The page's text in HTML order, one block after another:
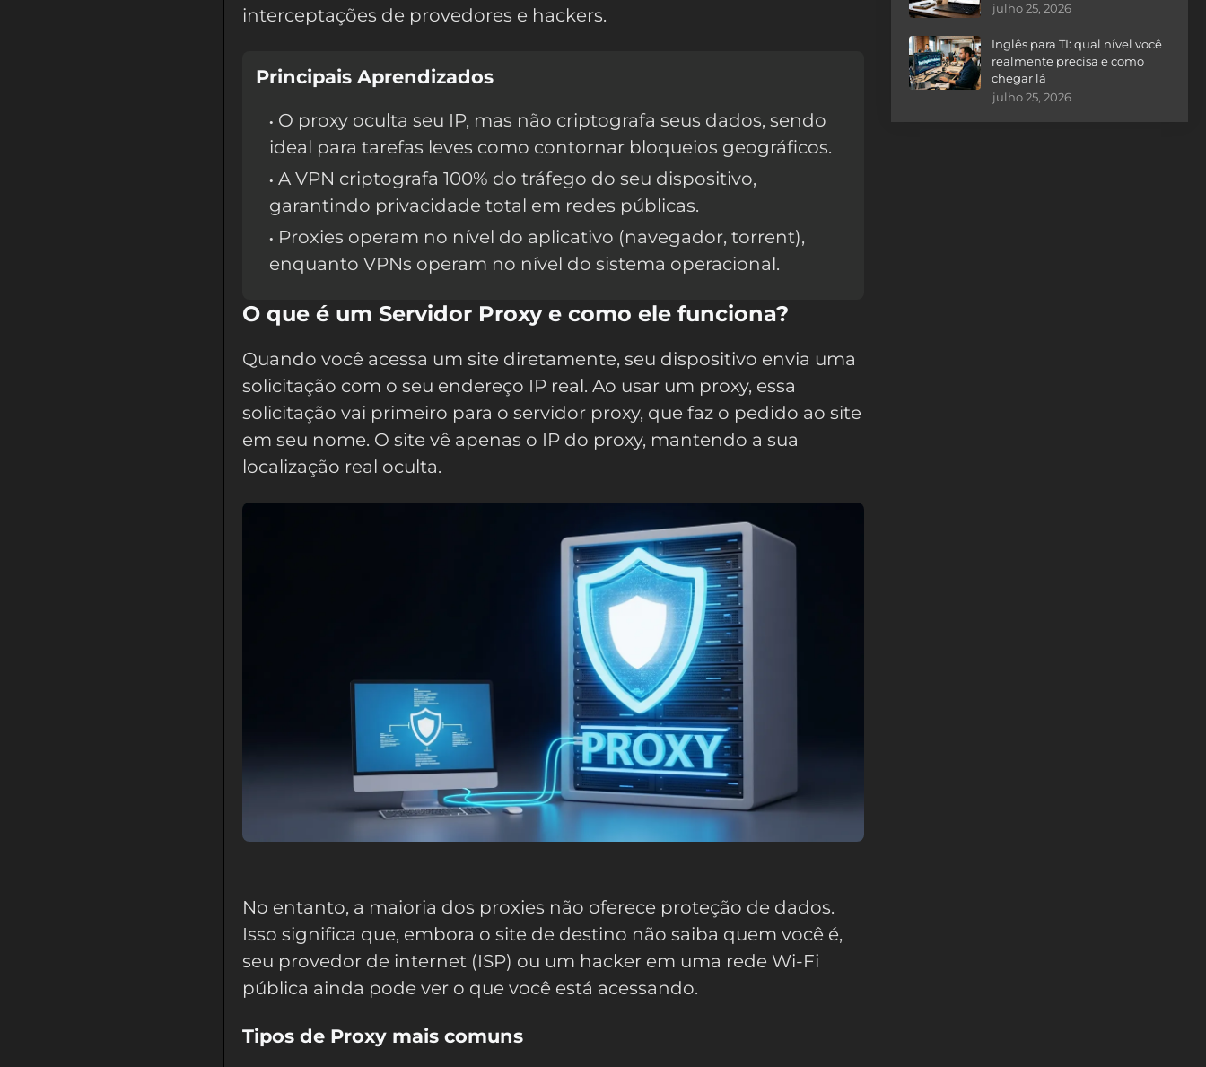
interceptações de provedores e hackers.
Principais Aprendizados
O proxy oculta seu IP, mas não criptografa seus dados, sendo
ideal para tarefas leves como contornar bloqueios geográficos.
A VPN criptografa 100% do tráfego do seu dispositivo,
garantindo privacidade total em redes públicas.
Proxies operam no nível do aplicativo (navegador, torrent),
enquanto VPNs operam no nível do sistema operacional.
O que é um Servidor Proxy e como ele funciona?
Quando você acessa um site diretamente, seu dispositivo envia uma
solicitação com o seu endereço IP real. Ao usar um proxy, essa
solicitação vai primeiro para o servidor proxy, que faz o pedido ao site
em seu nome. O site vê apenas o IP do proxy, mantendo a sua
localização real oculta.
No entanto, a maioria dos proxies não oferece proteção de dados.
Isso significa que, embora o site de destino não saiba quem você é,
seu provedor de internet (ISP) ou um hacker em uma rede Wi-Fi
pública ainda pode ver o que você está acessando.
Tipos de Proxy mais comuns
julho 25, 2026
Inglês para TI: qual nível você
realmente precisa e como
chegar lá
julho 25, 2026